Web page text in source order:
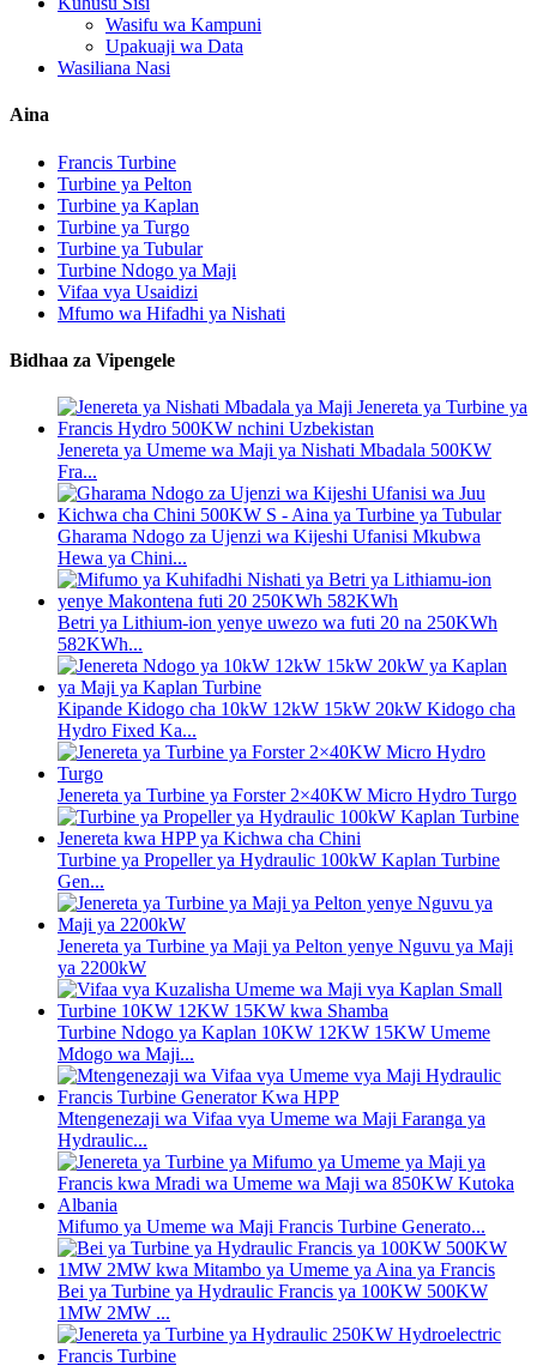
Wasifu wa Kampuni
Upakuaji wa Data
Wasiliana Nasi
Aina
Francis Turbine
Turbine ya Pelton
Turbine ya Kaplan
Turbine ya Turgo
Turbine ya Tubular
Turbine Ndogo ya Maji
Vifaa vya Usaidizi
Mfumo wa Hifadhi ya Nishati
Bidhaa za Vipengele
Jenereta ya Umeme wa Maji ya Nishati Mbadala 500KW
Fra...
Gharama Ndogo za Ujenzi wa Kijeshi Ufanisi Mkubwa
Hewa ya Chini...
Betri ya Lithium-ion yenye uwezo wa futi 20 na 250KWh
582KWh...
Kipande Kidogo cha 10kW 12kW 15kW 20kW Kidogo cha
Hydro Fixed Ka...
Jenereta ya Turbine ya Forster 2×40KW Micro Hydro Turgo
Turbine ya Propeller ya Hydraulic 100kW Kaplan Turbine
Gen...
Jenereta ya Turbine ya Maji ya Pelton yenye Nguvu ya Maji
ya 2200kW
Turbine Ndogo ya Kaplan 10KW 12KW 15KW Umeme
Mdogo wa Maji...
Mtengenezaji wa Vifaa vya Umeme wa Maji Faranga ya
Hydraulic...
Mifumo ya Umeme wa Maji Francis Turbine Generato...
Bei ya Turbine ya Hydraulic Francis ya 100KW 500KW
1MW 2MW ...